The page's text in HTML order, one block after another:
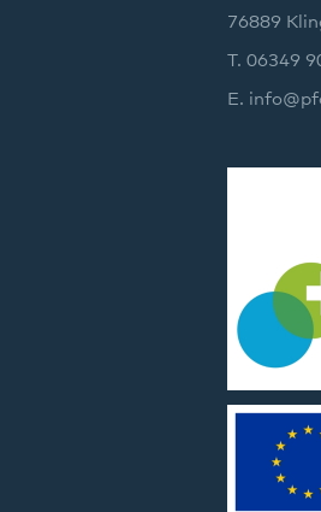
76889
T. 06349
E. info@